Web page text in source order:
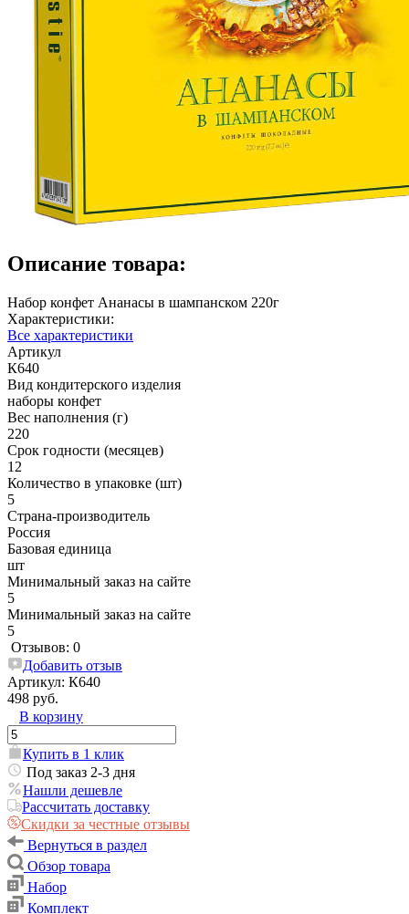
Описание товара:
Набор конфет Ананасы в шампанском 220г
Характеристики:
Все характеристики
Артикул
К640
Вид кондитерского изделия
наборы конфет
Вес наполнения (г)
220
Срок годности (месяцев)
12
Количество в упаковке (шт)
5
Страна-производитель
Россия
Базовая единица
шт
Минимальный заказ на сайте
5
Минимальный заказ на сайте
5
Отзывов: 0
Добавить отзыв
Артикул: К640
498 руб.
В корзину
Купить в 1 клик
Под заказ 2-3 дня
Нашли дешевле
Рассчитать доставку
Скидки за честные отзывы
Вернуться в раздел
Обзор товара
Набор
Комплект